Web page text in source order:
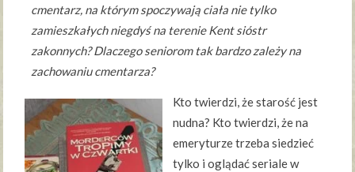
cmentarz, na którym spoczywają ciała nie tylko
zamieszkałych niegdyś na terenie Kent sióstr
zakonnych? Dlaczego seniorom tak bardzo zależy na
zachowaniu cmentarza?
Kto twierdzi, że starość jest
nudna? Kto twierdzi, że na
emeryturze trzeba siedzieć
tylko i oglądać seriale w